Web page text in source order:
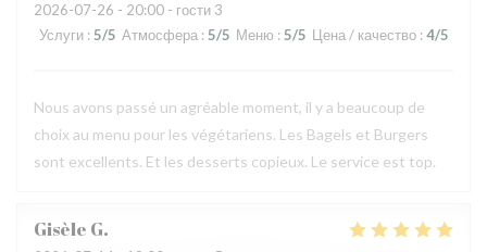
2026-07-26 - 20:00 - гости 3
Услуги : 5/5 Атмосфера : 5/5 Меню : 5/5 Цена / качество : 4/5
Nous avons passé un agréable moment, il y a beaucoup de
choix au menu pour les végétariens. Les Bagels et Burgers
sont excellents. Et les desserts copieux. Le service est top.
Gisèle G